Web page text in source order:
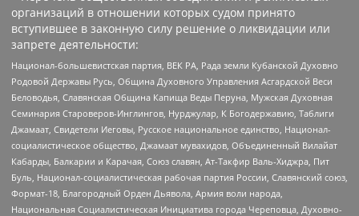
организаций в отношении которых судом принято
вступившее в законную силу решение о ликвидации или
запрете деятельности:
Национал-большевистская партия, ВЕК РА, Рада земли Кубанской Духовно
Родовой Державы Русь, Община Духовного Управления Асгардской Веси
Беловодья, Славянская Община Капища Веды Перуна, Мужская Духовная
Семинария Староверов-Инглингов, Нурджулар, К Богодержавию, Таблиги
Джамаат, Свидетели Иеговы, Русское национальное единство, Национал-
социалистическое общество, Джамаат мувахидов, Объединенный Вилайат
Кабарды, Балкарии и Карачая, Союз славян, Ат-Такфир Валь-Хиджра, Пит
Буль, Национал-социалистическая рабочая партия России, Славянский союз,
Формат-18, Благородный Орден Дьявола, Армия воли народа,
Национальная Социалистическая Инициатива города Череповца, Духовно-